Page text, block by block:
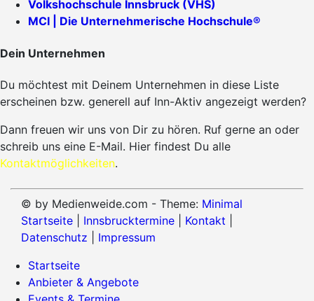
Volkshochschule Innsbruck (VHS)
MCI | Die Unternehmerische Hochschule®
Dein Unternehmen
Du möchtest mit Deinem Unternehmen in diese Liste
erscheinen bzw. generell auf Inn-Aktiv angezeigt werden?
Dann freuen wir uns von Dir zu hören. Ruf gerne an oder
schreib uns eine E-Mail. Hier findest Du alle
Kontaktmöglichkeiten.
© by Medienweide.com - Theme: Minimal
Startseite
Innsbrucktermine Kontakt
Datenschutz
Impressum
Startseite
Anbieter & Angebote